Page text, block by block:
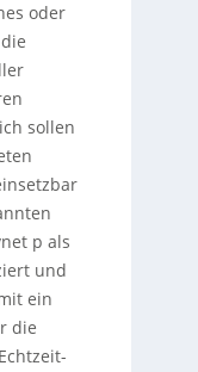
oder
sollen
p als
und
ein
die